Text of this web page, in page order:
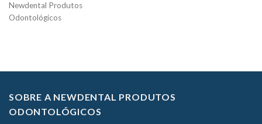
Newdental Produtos
Odontológicos
SOBRE A NEWDENTAL PRODUTOS
ODONTOLÓGICOS